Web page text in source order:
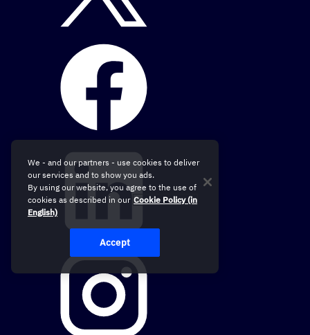
We - and our partners - use cookies to deliver
our services and to show you ads.
By using our website, you agree to the use of
cookies as described in our Cookie Policy (in
English)
Accept